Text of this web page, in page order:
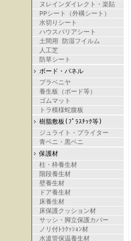
ヌレインダイレクト・楽貼
PPシート（外構シート）
水切りシート
ハウスバリアシート
土間用 防湿フイルム
人工芝
防草シート
ボード・パネル
プラベニヤ
養生板（ボード等）
ゴムマット
トラ模様蛇腹板
樹脂敷板(ﾌﾟﾗｽﾁｯｸ等)
ジュライト・プライター
青ベニ・黒ベニ
保護材
柱・枠養生材
階段養生材
壁養生材
ドア養生材
床養生材
床保護クッション材
サッシ・脚立保護カバー
ノリ付ﾄﾗｸｯｼｮﾝ材
水道管保温養生材